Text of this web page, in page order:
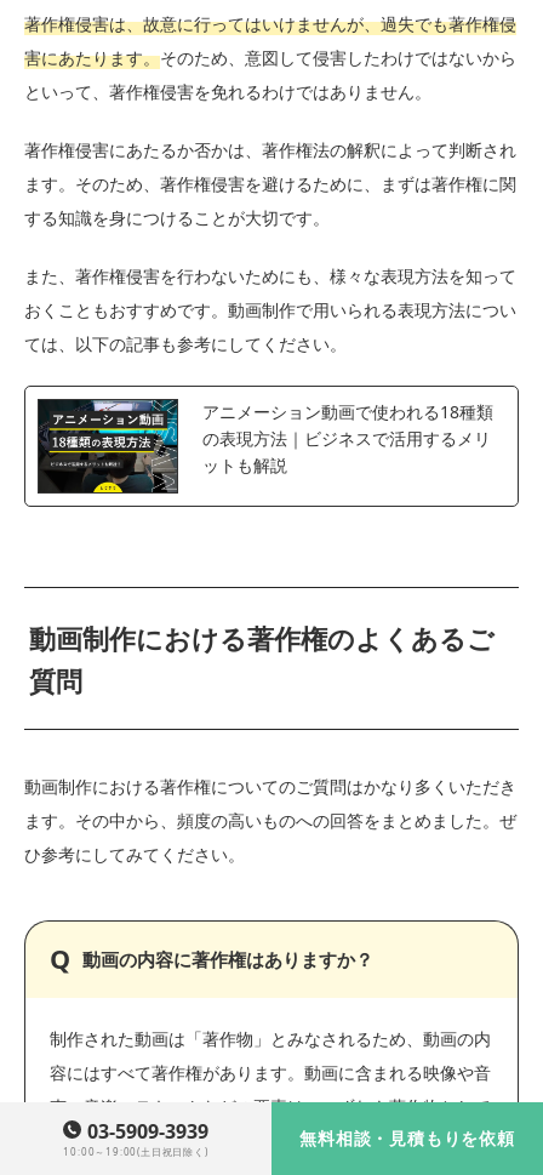
著作権侵害は、故意に行ってはいけませんが、過失でも著作権侵
害にあたります。そのため、意図して侵害したわけではないから
といって、著作権侵害を免れるわけではありません。
著作権侵害にあたるか否かは、著作権法の解釈によって判断され
ます。そのため、著作権侵害を避けるために、まずは著作権に関
する知識を身につけることが大切です。
また、著作権侵害を行わないためにも、様々な表現方法を知って
おくこともおすすめです。動画制作で用いられる表現方法につい
ては、以下の記事も参考にしてください。
アニメーション動画で使われる18種類
の表現方法｜ビジネスで活用するメリ
ットも解説
動画制作における著作権のよくあるご
質問
動画制作における著作権についてのご質問はかなり多くいただき
ます。その中から、頻度の高いものへの回答をまとめました。ぜ
ひ参考にしてみてください。
動画の内容に著作権はありますか？
制作された動画は「著作物」とみなされるため、動画の内
容にはすべて著作権があります。動画に含まれる映像や音
声、音楽、テキストなどの要素は、いずれも著作物として
保護されています。動画の著作権は、動画が完成した時点
03-5909-3939
10:00～19:00(土日祝日除く)
無料相談・見積もりを依頼